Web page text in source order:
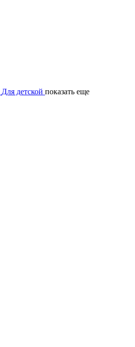
Для детской показать еще